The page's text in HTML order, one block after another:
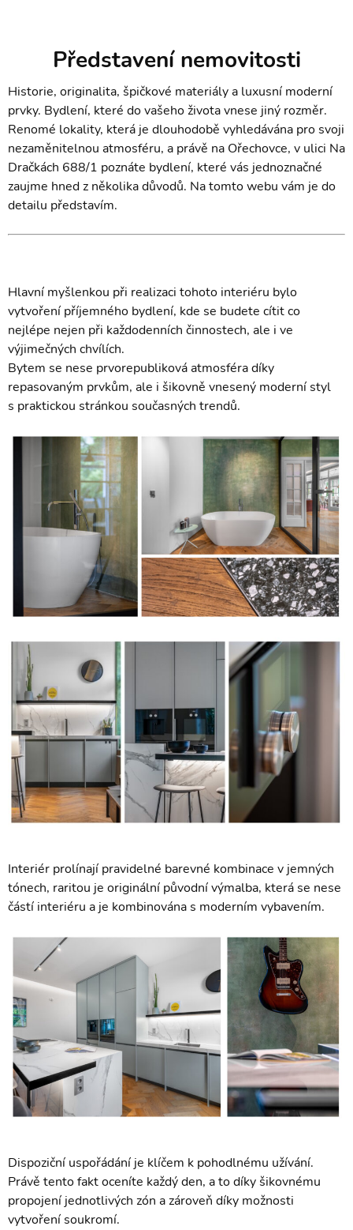
Představení nemovitosti
Historie, originalita, špičkové materiály a luxusní moderní
prvky. Bydlení, které do vašeho života vnese jiný rozměr.
Renomé lokality, která je dlouhodobě vyhledávána pro svoji
nezaměnitelnou atmosféru, a právě na Ořechovce, v ulici Na
Dračkách 688/1 poznáte bydlení, které vás jednoznačné
zaujme hned z několika důvodů. Na tomto webu vám je do
detailu představím.
Hlavní myšlenkou při realizaci tohoto interiéru bylo
vytvoření příjemného bydlení, kde se budete cítit co
nejlépe nejen při každodenních činnostech, ale i ve
výjimečných chvílích.
Bytem se nese prvorepubliková atmosféra díky
repasovaným prvkům, ale i šikovně vnesený moderní styl
s praktickou stránkou současných trendů.
Interiér prolínají pravidelné barevné kombinace v jemných
tónech, raritou je originální původní výmalba, která se nese
částí interiéru a je kombinována s moderním vybavením.
Dispoziční uspořádání je klíčem k pohodlnému užívání.
Právě tento fakt oceníte každý den, a to díky šikovnému
propojení jednotlivých zón a zároveň díky možnosti
vytvoření soukromí.